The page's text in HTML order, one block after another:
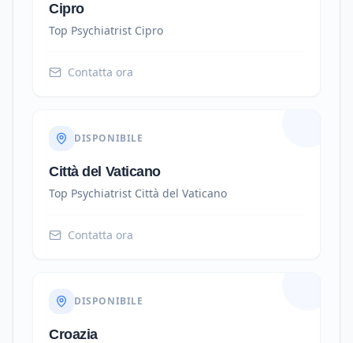
Cipro
Top Psychiatrist Cipro
Contatta ora
DISPONIBILE
Città del Vaticano
Top Psychiatrist Città del Vaticano
Contatta ora
DISPONIBILE
Croazia